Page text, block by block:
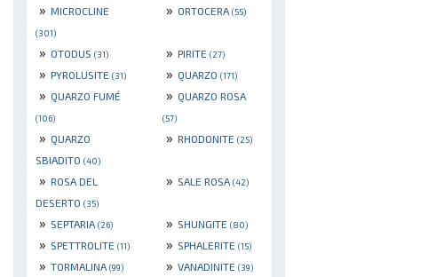
» MICROCLINE
(301)
» ORTOCERA (55)
» OTODUS (31) » PIRITE (27)
» PYROLUSITE (31) » QUARZO (171)
» QUARZO FUMÉ
(106)
» QUARZO ROSA
(57)
» QUARZO
SBIADITO (40)
» RHODONITE (25)
» ROSA DEL
DESERTO (35)
» SALE ROSA (42)
» SEPTARIA (26) » SHUNGITE (80)
» SPETTROLITE (11) » SPHALERITE (15)
» TORMALINA (99) » VANADINITE (39)